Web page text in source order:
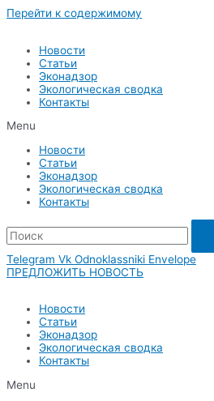
Перейти к содержимому
Новости
Статьи
Эконадзор
Экологическая сводка
Контакты
Menu
Новости
Статьи
Эконадзор
Экологическая сводка
Контакты
Telegram Vk Odnoklassniki Envelope
ПРЕДЛОЖИТЬ НОВОСТЬ
Новости
Статьи
Эконадзор
Экологическая сводка
Контакты
Menu